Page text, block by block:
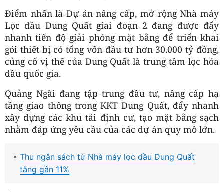
Điểm nhấn là Dự án nâng cấp, mở rộng Nhà máy
Lọc dầu Dung Quất giai đoạn 2 đang được đẩy
nhanh tiến độ giải phóng mặt bằng để triển khai
gói thiết bị có tổng vốn đầu tư hơn 30.000 tỷ đồng,
củng cố vị thế của Dung Quất là trung tâm lọc hóa
dầu quốc gia.
Quảng Ngãi đang tập trung đầu tư, nâng cấp hạ
tầng giao thông trong KKT Dung Quất, đẩy nhanh
xây dựng các khu tái định cư, tạo mặt bằng sạch
nhằm đáp ứng yêu cầu của các dự án quy mô lớn.
Thu ngân sách từ Nhà máy lọc dầu Dung Quất
tăng gần 11%